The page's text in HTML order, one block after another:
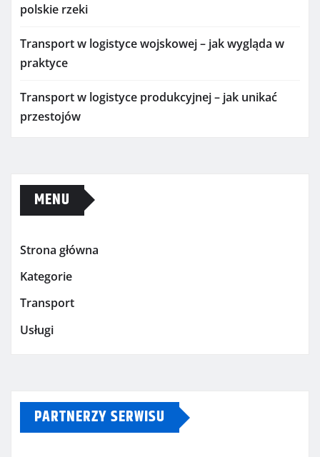
polskie rzeki
Transport w logistyce wojskowej – jak wygląda w
praktyce
Transport w logistyce produkcyjnej – jak unikać
przestojów
MENU
Strona główna
Kategorie
Transport
Usługi
PARTNERZY SERWISU